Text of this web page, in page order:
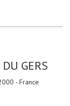
GERS
- France